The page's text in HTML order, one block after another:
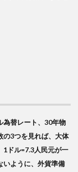
為替レート、30年物
の3つを見れば、大体
1ドル=7.3人民元が一
いように、外貨準備